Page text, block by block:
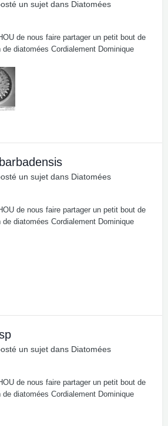
un sujet dans Diatomées
de nous faire partager un petit bout de
diatomées Cordialement Dominique
un sujet dans Diatomées
de nous faire partager un petit bout de
diatomées Cordialement Dominique
un sujet dans Diatomées
de nous faire partager un petit bout de
diatomées Cordialement Dominique